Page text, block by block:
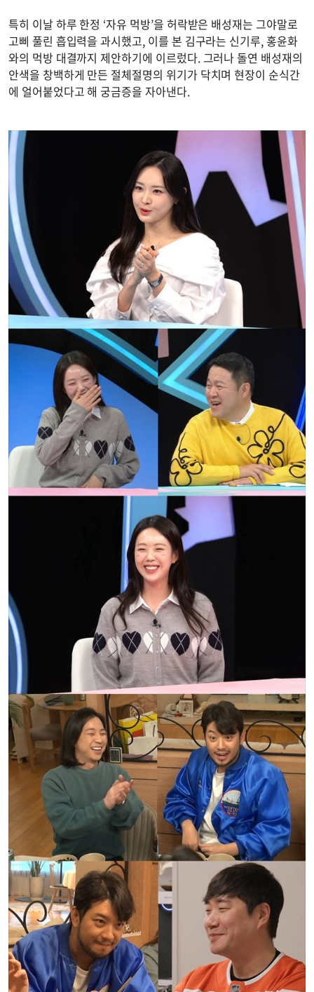
특히 이날 하루 한정 ‘자유 먹방’을 허락받은 배성재는 그야말로
고삐 풀린 흡입력을 과시했고, 이를 본 김구라는 신기루, 홍윤화
와의 먹방 대결까지 제안하기에 이르렀다. 그러나 돌연 배성재의
안색을 창백하게 만든 절체절명의 위기가 닥치며 현장이 순식간
에 얼어붙었다고 해 궁금증을 자아낸다.